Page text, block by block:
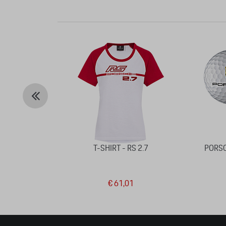
T-SHIRT - RS 2.7
€ 61,01